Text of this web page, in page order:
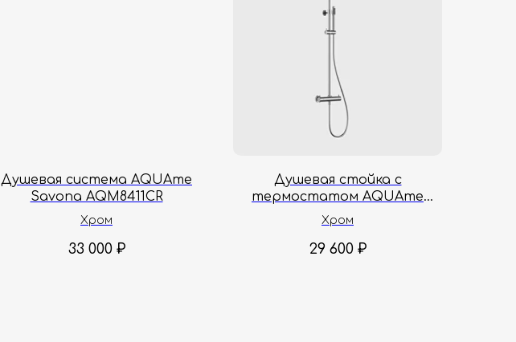
Душевая система AQUAme
Savona AQM8411CR
Хром
33 000 ₽
Душевая стойка с
термостатом AQUAme
Siena AQM8006CR
Хром
29 600 ₽